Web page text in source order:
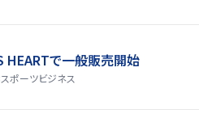
HEARTで一般販売開始
スポーツビジネス